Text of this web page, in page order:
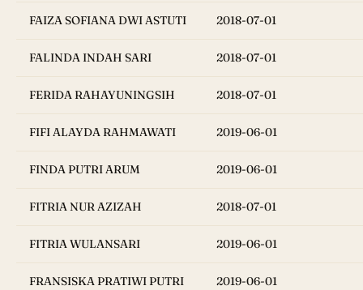
FAIZA SOFIANA DWI ASTUTI 2018-07-01
FALINDA INDAH SARI 2018-07-01
FERIDA RAHAYUNINGSIH 2018-07-01
FIFI ALAYDA RAHMAWATI 2019-06-01
FINDA PUTRI ARUM 2019-06-01
FITRIA NUR AZIZAH 2018-07-01
FITRIA WULANSARI 2019-06-01
FRANSISKA PRATIWI PUTRI 2019-06-01